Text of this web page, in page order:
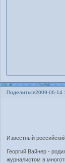
Поделиться2009-06-14
Известный
Георгий Вайнер -
журналистом в